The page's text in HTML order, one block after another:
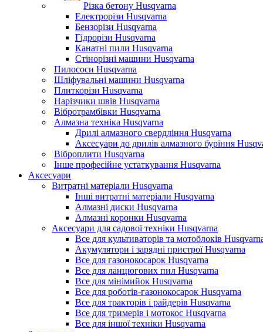
Різка бетону Husqvarna
Електрорізи Husqvarna
Бензорізи Husqvarna
Гідрорізи Husqvarna
Канатні пили Husqvarna
Стінорізні машини Husqvarna
Пилососи Husqvarna
Шліфувальні машини Husqvarna
Плиткорізи Husqvarna
Нарізчики швів Husqvarna
Вібротрамбівки Husqvarna
Алмазна техніка Husqvarna
Дрилі алмазного свердління Husqvarna
Аксесуари до дрилів алмазного буріння
Віброплити Husqvarna
Інше професійне устаткування Husqvarna
Аксесуари
Витратні матеріали Husqvarna
Інші витратні матеріали Husqvarna
Алмазні диски Husqvarna
Алмазні коронки Husqvarna
Аксесуари для садової техніки Husqvarna
Все для культиваторів та мотоблоків
Акумулятори і зарядні пристрої Husqvarna
Все для газонокосарок Husqvarna
Все для ланцюгових пил Husqvarna
Все для мінімийок Husqvarna
Все для роботів-газонокосарок Husqvarna
Все для тракторів і райдерів Husqvarna
Все для тримерів і мотокос Husqvarna
Все для іншої техніки Husqvarna